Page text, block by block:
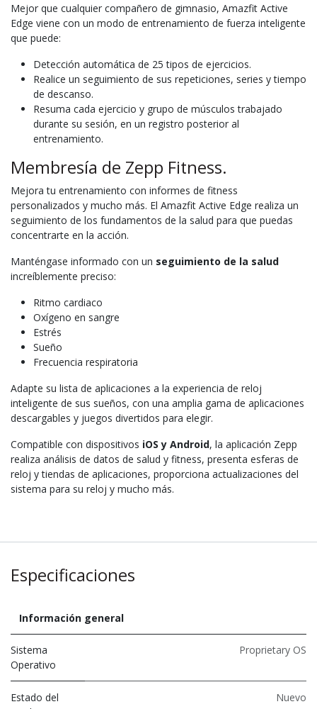
Mejor que cualquier compañero de gimnasio, Amazfit Active
Edge viene con un modo de entrenamiento de fuerza inteligente
que puede:
Detección automática de 25 tipos de ejercicios.
Realice un seguimiento de sus repeticiones, series y tiempo
de descanso.
Resuma cada ejercicio y grupo de músculos trabajado
durante su sesión, en un registro posterior al
entrenamiento.
Membresía de Zepp Fitness.
Mejora tu entrenamiento con informes de fitness
personalizados y mucho más. El Amazfit Active Edge realiza un
seguimiento de los fundamentos de la salud para que puedas
concentrarte en la acción.
Manténgase informado con un seguimiento de la salud
increíblemente preciso:
Ritmo cardiaco
Oxígeno en sangre
Estrés
Sueño
Frecuencia respiratoria
Adapte su lista de aplicaciones a la experiencia de reloj
inteligente de sus sueños, con una amplia gama de aplicaciones
descargables y juegos divertidos para elegir.
Compatible con dispositivos iOS y Android, la aplicación Zepp
realiza análisis de datos de salud y fitness, presenta esferas de
reloj y tiendas de aplicaciones, proporciona actualizaciones del
sistema para su reloj y mucho más.
Especificaciones
Información general
Sistema
Operativo
Proprietary OS
Estado del
Nuevo